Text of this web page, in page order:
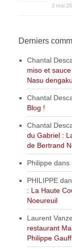
3 mai
Derniers
Chantal
miso et
Nasu dengaku
Chantal
Blog !
Chantal
du Gabriel :
de Bertrand
Philippe dans
PHILIPPE
: La Haute
Noeureuil
Laurent
restaurant
Philippe